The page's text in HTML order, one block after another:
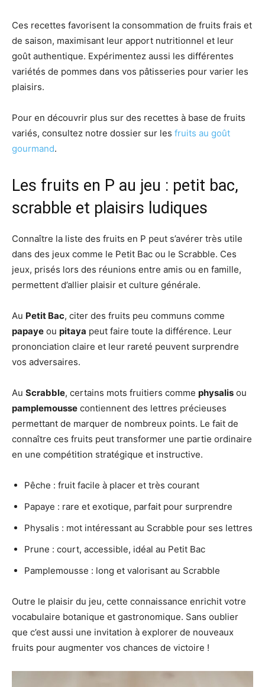
Ces recettes favorisent la consommation de fruits frais et
de saison, maximisant leur apport nutritionnel et leur
goût authentique. Expérimentez aussi les différentes
variétés de pommes dans vos pâtisseries pour varier les
plaisirs.
Pour en découvrir plus sur des recettes à base de fruits
variés, consultez notre dossier sur les fruits au goût
gourmand.
Les fruits en P au jeu : petit bac,
scrabble et plaisirs ludiques
Connaître la liste des fruits en P peut s’avérer très utile
dans des jeux comme le Petit Bac ou le Scrabble. Ces
jeux, prisés lors des réunions entre amis ou en famille,
permettent d’allier plaisir et culture générale.
Au Petit Bac, citer des fruits peu communs comme
papaye ou pitaya peut faire toute la différence. Leur
prononciation claire et leur rareté peuvent surprendre
vos adversaires.
Au Scrabble, certains mots fruitiers comme physalis ou
pamplemousse contiennent des lettres précieuses
permettant de marquer de nombreux points. Le fait de
connaître ces fruits peut transformer une partie ordinaire
en une compétition stratégique et instructive.
Pêche : fruit facile à placer et très courant
Papaye : rare et exotique, parfait pour surprendre
Physalis : mot intéressant au Scrabble pour ses lettres
Prune : court, accessible, idéal au Petit Bac
Pamplemousse : long et valorisant au Scrabble
Outre le plaisir du jeu, cette connaissance enrichit votre
vocabulaire botanique et gastronomique. Sans oublier
que c’est aussi une invitation à explorer de nouveaux
fruits pour augmenter vos chances de victoire !